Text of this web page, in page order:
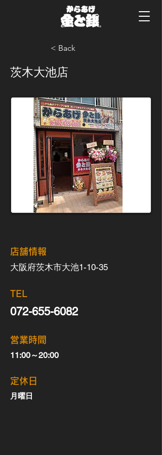
< Back
茨木大池店
​店舗情報
大阪府茨木市大池1-10-35
TEL
072-655-6082
営業時間
11:00～20:00
定休日
月曜日